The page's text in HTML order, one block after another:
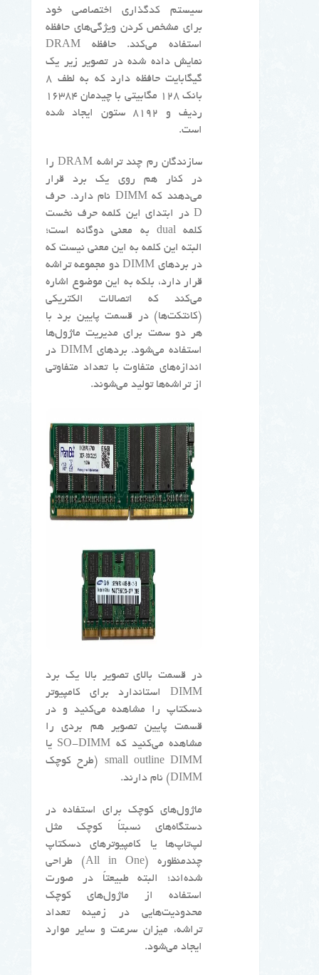
سیستم کدگذاری اختصاصی خود
برای مشخص کردن ویژگی‌های حافظه
استفاده می‌کند. حافظه DRAM
نمایش داده شده در تصویر زیر یک
گیگابایت حافظه دارد که به لطف ۸
بانک ۱۲۸ مگابیتی با چیدمان ۱۶۳۸۴
ردیف و ۸۱۹۲ ستون ایجاد شده
است.
سازندگان رم چند تراشه DRAM را
در کنار هم روی یک برد قرار
می‌دهند که DIMM نام دارد. حرف
D در ابتدای این کلمه حرف نخست
کلمه dual به معنی دوگانه است؛
البته این کلمه به این معنی نیست که
در بردهای DIMM دو مجموعه تراشه
قرار دارد، بلکه به این موضوع اشاره
می‌کند که اتصالات الکتریکی
(کانتکت‌ها) در قسمت پایین برد با
هر دو سمت برای مدیریت ماژول‌ها
استفاده می‌شود. بردهای DIMM در
اندازه‌های متفاوت با تعداد متفاوتی
از تراشه‌ها تولید می‌شوند.
در قسمت بالای تصویر بالا یک برد
DIMM استاندارد برای کامپیوتر
دسکتاپ را مشاهده می‌کنید و در
قسمت پایین تصویر هم بردی را
مشاهده می‌کنید که SO-DIMM یا
small outline DIMM (طرح کوچک
DIMM) نام دارند.
ماژول‌های کوچک برای استفاده در
دستگاه‌های نسبتاً کوچک مثل
لپ‌تاپ‌ها یا کامپیوترهای دسکتاپ
چندمنظوره (All in One) طراحی
شده‌اند؛ البته طبیعتاً در صورت
استفاده از ماژول‌های کوچک
محدودیت‌هایی در زمینه تعداد
تراشه، میزان سرعت و سایر موارد
ایجاد می‌شود.